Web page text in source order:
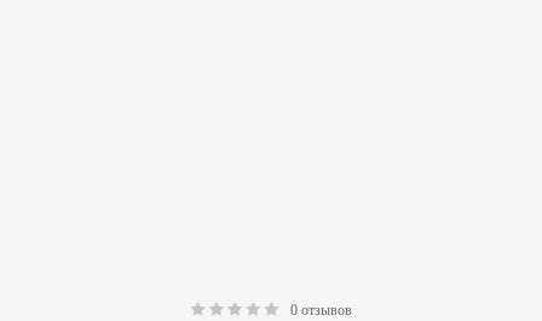
0 отзывов